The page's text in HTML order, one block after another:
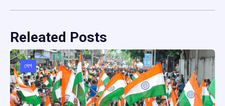
Releated Posts
দেশ